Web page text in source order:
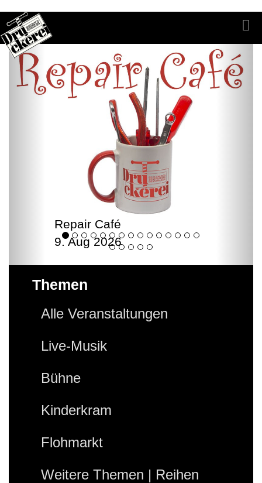
Repair Café
9. Aug 2026
Themen
Alle Veranstaltungen
Live-Musik
Bühne
Kinderkram
Flohmarkt
Weitere Themen | Reihen